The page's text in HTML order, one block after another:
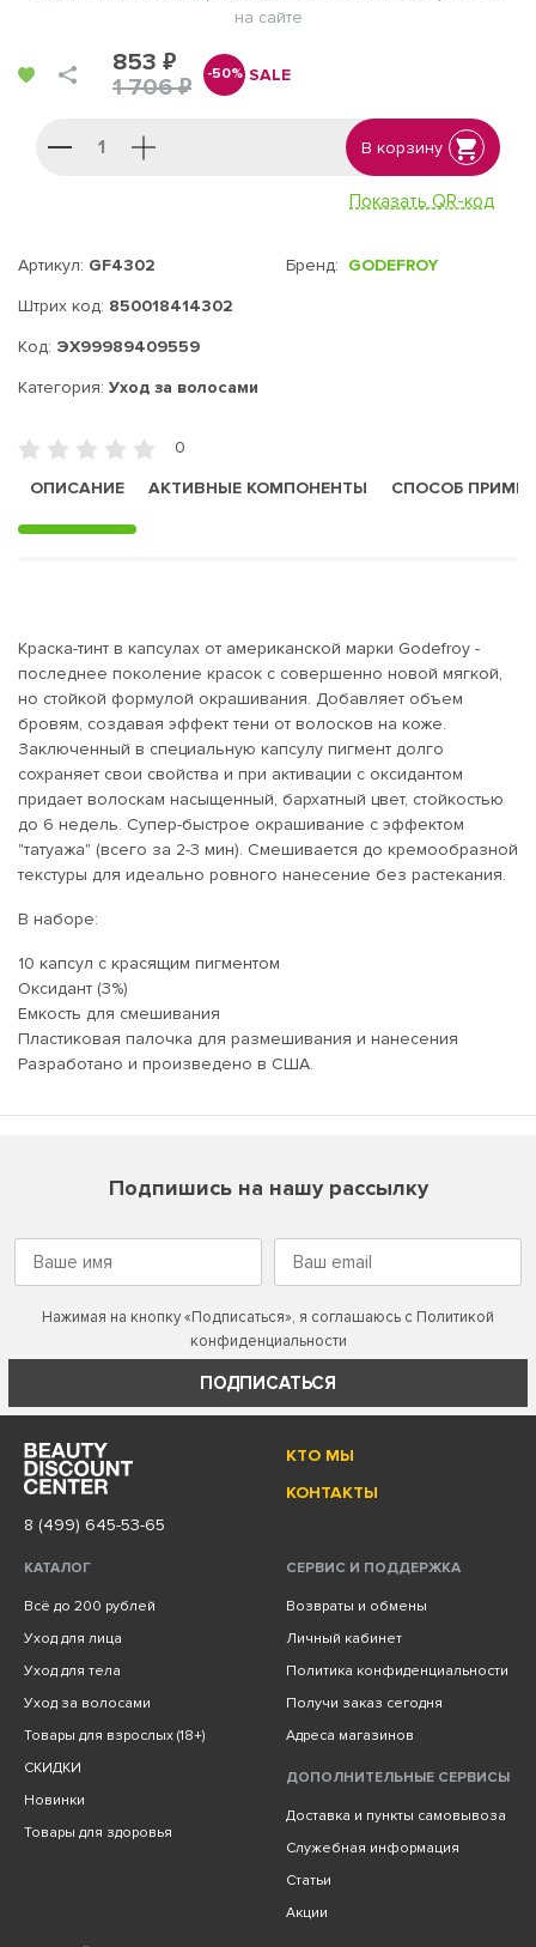
на сайте
853 ₽
1 706 ₽
-50% SALE
В корзину
Показать QR-код
Артикул: GF4302
Штрих код: 850018414302
Код: ЭХ99989409559
Бренд: GODEFROY
Категория: Уход за волосами
0
ОПИСАНИЕ
АКТИВНЫЕ КОМПОНЕНТЫ СПОСОБ
Краска-тинт в капсулах от американской марки Godefroy -
последнее поколение красок с совершенно новой мягкой,
но стойкой формулой окрашивания. Добавляет объем
бровям, создавая эффект тени от волосков на коже.
Заключенный в специальную капсулу пигмент долго
сохраняет свои свойства и при активации c оксидантом
придает волоскам насыщенный, бархатный цвет, стойкостью
до 6 недель. Супер-быстрое окрашивание с эффектом
"татуажа" (всего за 2-3 мин). Смешивается до кремообразной
текстуры для идеально ровного нанесение без растекания.
В наборе:
10 капсул с красящим пигментом
Оксидант (3%)
Емкость для смешивания
Пластиковая палочка для размешивания и нанесения
Разработано и произведено в США.
Подпишись на нашу рассылку
Нажимая на кнопку «Подписаться», я соглашаюсь с Политикой
конфиденциальности
ПОДПИСАТЬСЯ
КТО МЫ
КОНТАКТЫ
8 (499) 645-53-65
КАТАЛОГ
Всё до 200 рублей
Уход для лица
Уход для тела
Уход за волосами
Товары для взрослых (18+)
СКИДКИ
Новинки
Товары для здоровья
СЕРВИС И ПОДДЕРЖКА
Возвраты и обмены
Личный кабинет
Политика конфиденциальности
Получи заказ сегодня
Адреса магазинов
ДОПОЛНИТЕЛЬНЫЕ СЕРВИСЫ
Доставка и пункты самовывоза
Служебная информация
Статьи
Акции